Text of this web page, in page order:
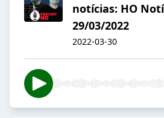
notícias: HO
29/03/2022
2022-03-30